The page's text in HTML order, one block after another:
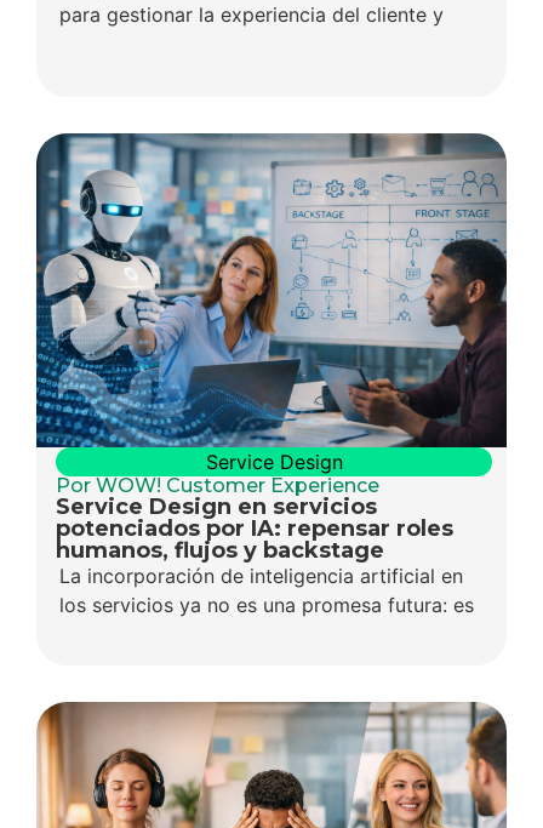
para gestionar la experiencia del cliente y
Service Design
Por WOW! Customer Experience
Service Design en servicios
potenciados por IA: repensar roles
humanos, flujos y backstage
La incorporación de inteligencia artificial en
los servicios ya no es una promesa futura: es